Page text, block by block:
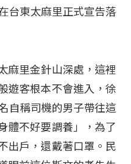
台東太麻里正式宣告落
麻里金針山深處，這裡
遊客根本不會進入，徐
自稱司機的男子帶往這
體不好要調養」，為了
出戶，還戴著口罩。民